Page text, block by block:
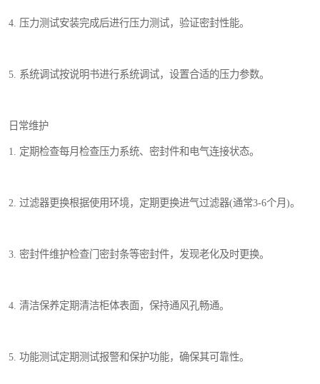
4. 压力测试安装完成后进行压力测试，验证密封性能。
5. 系统调试按说明书进行系统调试，设置合适的压力参数。
日常维护
1. 定期检查每月检查压力系统、密封件和电气连接状态。
2. 过滤器更换根据使用环境，定期更换进气过滤器(通常3-6个月)。
3. 密封件维护检查门密封条等密封件，发现老化及时更换。
4. 清洁保养定期清洁柜体表面，保持通风孔畅通。
5. 功能测试定期测试报警和保护功能，确保其可靠性。